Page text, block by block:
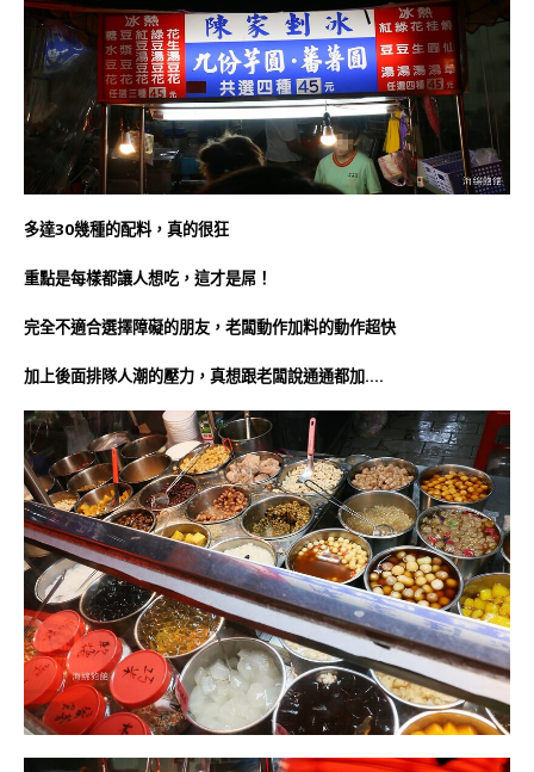
多達30幾種的配料，真的很狂
重點是每樣都讓人想吃，這才是屌！
完全不適合選擇障礙的朋友，老闆動作加料的動作超快
加上後面排隊人潮的壓力， 真想跟老闆說通通都加….